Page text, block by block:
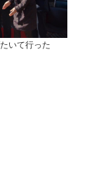
いて行った